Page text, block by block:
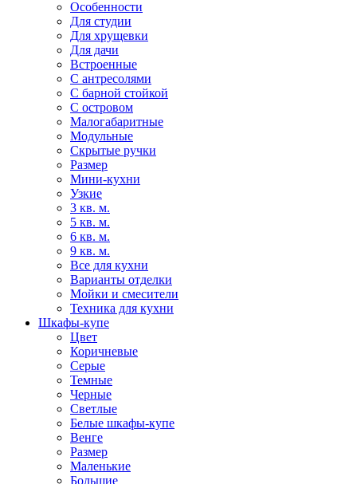
Особенности
Для студии
Для хрущевки
Для дачи
Встроенные
С антресолями
С барной стойкой
С островом
Малогабаритные
Модульные
Скрытые ручки
Размер
Мини-кухни
Узкие
3 кв. м.
5 кв. м.
6 кв. м.
9 кв. м.
Все для кухни
Варианты отделки
Мойки и смесители
Техника для кухни
Шкафы-купе
Цвет
Коричневые
Серые
Темные
Черные
Светлые
Белые шкафы-купе
Венге
Размер
Маленькие
Большие